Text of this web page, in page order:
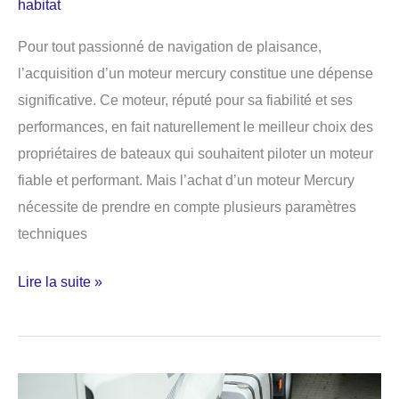
habitat
Pour tout passionné de navigation de plaisance,
l’acquisition d’un moteur mercury constitue une dépense
significative. Ce moteur, réputé pour sa fiabilité et ses
performances, en fait naturellement le meilleur choix des
propriétaires de bateaux qui souhaitent piloter un moteur
fiable et performant. Mais l’achat d’un moteur Mercury
nécessite de prendre en compte plusieurs paramètres
techniques
Comment
l’achat
Lire la suite »